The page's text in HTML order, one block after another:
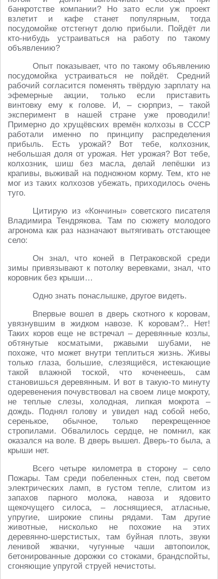
банкротстве компании? Но зато если уж проект
взлетит и кафе станет популярным, тогда
посудомойке отстегнут долю прибыли. Пойдёт ли
кто-нибудь устраиваться на работу по такому
объявлению?
Опыт показывает, что по такому объявлению
посудомойка устраиваться не пойдёт. Средний
рабочий согласится поменять твёрдую зарплату на
эфемерные акции, только если приставить
винтовку ему к голове. И, – сюрприз, – такой
эксперимент в нашей стране уже проводили!
Примерно до хрущёвских времён колхозы в СССР
работали именно по принципу распределения
прибыль. Есть урожай? Вот тебе, колхозник,
небольшая доля от урожая. Нет урожая? Вот тебе,
колхозник, шиш без масла, делай лепёшки из
крапивы, выживай на подножном корму. Тем, кто не
мог из таких колхозов убежать, приходилось очень
туго.
Цитирую из «Кончины» советского писателя
Владимира Тендрякова. Там по сюжету молодого
агронома как раз назначают вытягивать отстающее
село:
Он знал, что коней в Петраковской среди
зимы привязывают к потолку веревками, знал, что
коровник без крыши…
Одно знать понаслышке, другое видеть.
Впервые вошел в дверь скотного к коровам,
увязнувшим в жидком навозе. К коровам?.. Нет!
Таких коров еще не встречал – деревянные козлы,
обтянутые косматыми, ржавыми шубами, не
похоже, что может внутри теплиться жизнь. Живы
только глаза, большие, слезящиёся, истекающие
такой влажной тоской, что коченеешь, сам
становишься деревянным. И вот в такую-то минуту
одеревенения почувствовал на своем лице мокроту,
не теплые слезы, холодная, липкая мокрота –
дождь. Поднял голову и увидел над собой небо,
серенькое, обычное, только перекрещенное
стропилами. Обвалилось сердце, не помнил, как
оказался на воле. В дверь вышел. Дверь-то была, а
крыши нет.
Всего четыре километра в сторону – село
Пожары. Там среди побеленных стен, под светом
электрических ламп, в густом тепле, слитом из
запахов парного молока, навоза и ядовито
щекочущего силоса, – лоснящиеся, атласные,
упругие, широкие спины рядами. Там другие
животные, нисколько не похожие на этих
деревянно-шерстистых, там буйная плоть, звуки
ленивой жвачки, чугунные чаши автопоилок,
бетонированные дорожки со стоками, брандспойты,
сгоняющие упругой струей нечистоты.